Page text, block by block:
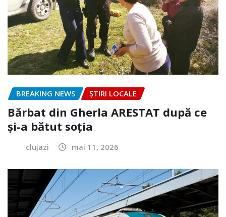
BREAKING NEWS ȘTIRI LOCALE
Bărbat din Gherla ARESTAT după ce
și-a bătut soția
clujazi mai 11, 2026